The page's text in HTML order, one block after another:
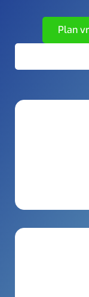
Plan